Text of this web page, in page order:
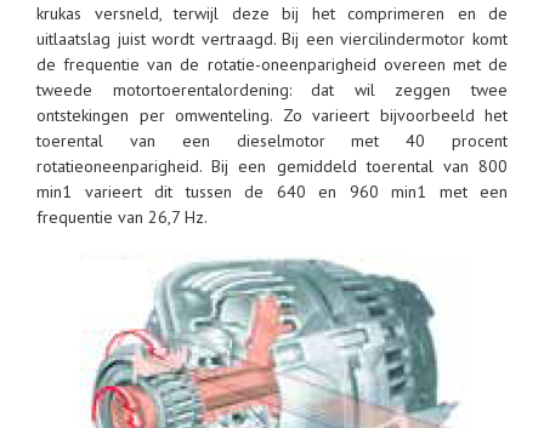
krukas versneld, terwijl deze bij het comprimeren en de
uitlaatslag juist wordt vertraagd. Bij een viercilindermotor komt
de frequentie van de rotatie-oneenparigheid overeen met de
tweede motortoerentalordening: dat wil zeggen twee
ontstekingen per omwenteling. Zo varieert bijvoorbeeld het
toerental van een dieselmotor met 40 procent
rotatieoneenparigheid. Bij een gemiddeld toerental van 800
min1 varieert dit tussen de 640 en 960 min1 met een
frequentie van 26,7 Hz.